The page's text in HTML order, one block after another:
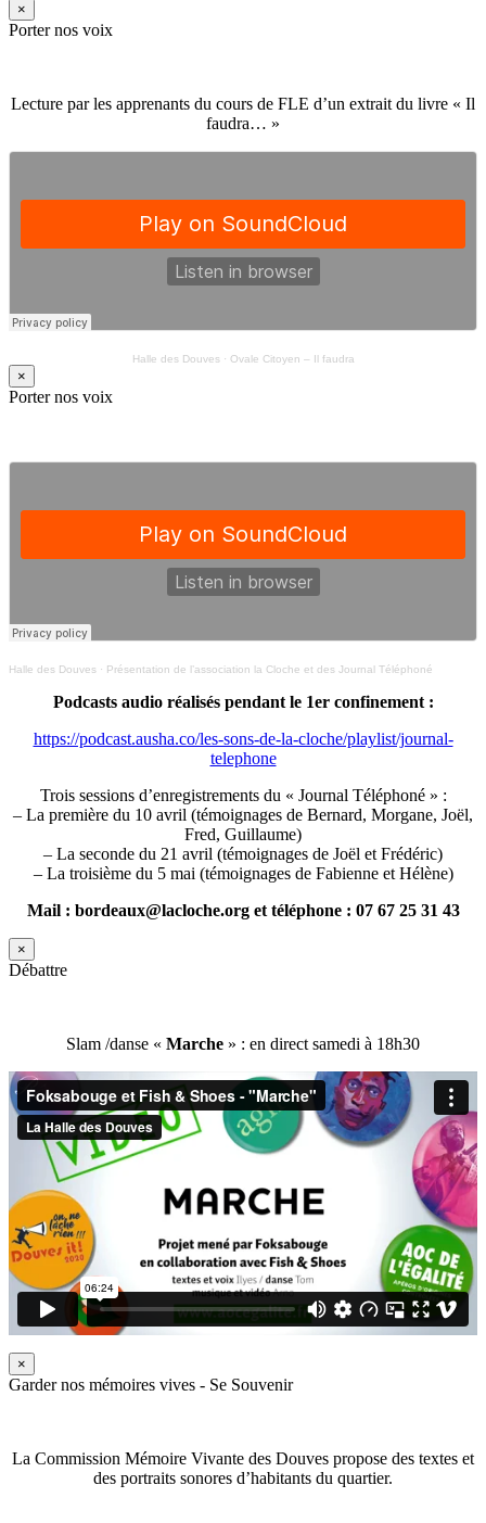
×
Porter nos voix
Lecture par les apprenants du cours de FLE d’un extrait du livre « Il
faudra… »
Halle des Douves· Ovale Citoyen – Il faudra
×
Porter nos voix
Halle des Douves · Présentation de l’association la Cloche et des Journal Téléphoné
Podcasts audio réalisés pendant le 1er confinement :
https://podcast.ausha.co/les-sons-de-la-cloche/playlist/journal-
telephone
Trois sessions d’enregistrements du « Journal Téléphoné » :
– La première du 10 avril (témoignages de Bernard, Morgane, Joël,
Fred, Guillaume)
– La seconde du 21 avril (témoignages de Joël et Frédéric)
– La troisième du 5 mai (témoignages de Fabienne et Hélène)
Mail : bordeaux@lacloche.org et téléphone : 07 67 25 31 43
×
Débattre
Slam /danse « Marche » : en direct samedi à 18h30
×
Garder nos mémoires vives - Se Souvenir
La Commission Mémoire Vivante des Douves propose des textes et
des portraits sonores d’habitants du quartier.